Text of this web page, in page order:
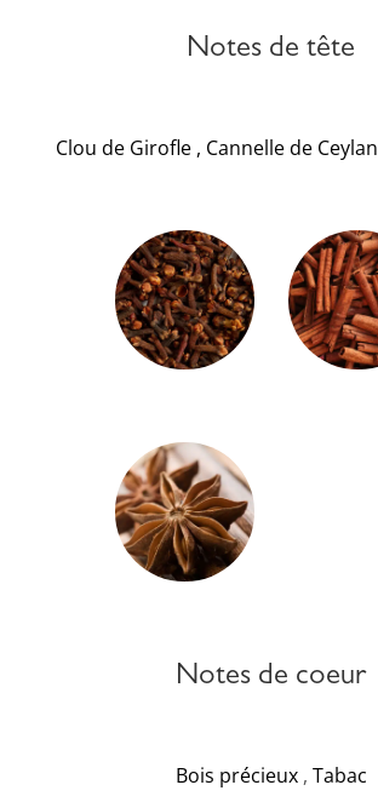
Notes de tête
Clou de Girofle , Cannelle de Ceylan
Notes de coeur
Bois précieux , Tabac